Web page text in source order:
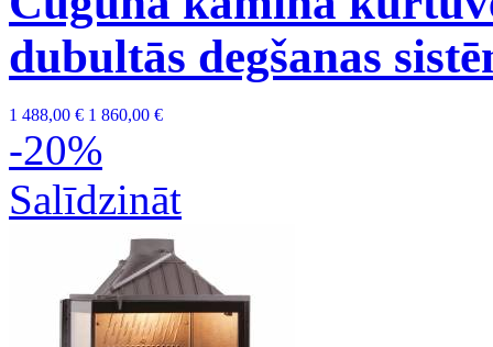
dubultās degšanas
1 488,00 € 1 860,00 €
-20%
Salīdzināt